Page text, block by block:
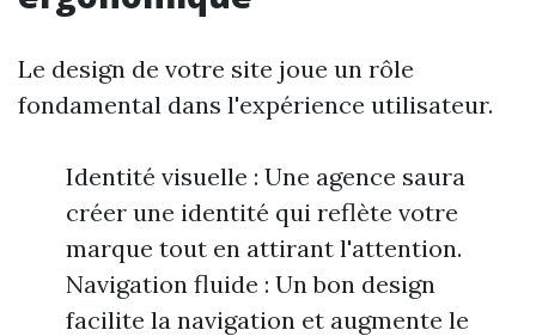
Le design de votre site joue un rôle
fondamental dans l'expérience utilisateur.
Identité visuelle : Une agence saura
créer une identité qui reflète votre
marque tout en attirant l'attention.
Navigation fluide : Un bon design
facilite la navigation et augmente le